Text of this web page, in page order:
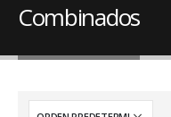
Combinados